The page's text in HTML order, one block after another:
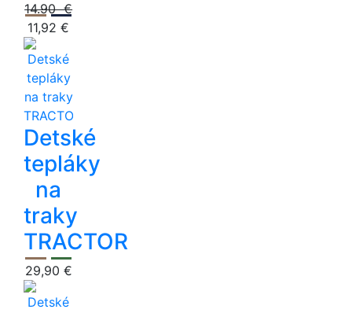
14.90 €
11,92 €
Detské
tepláky
na
traky
TRACTOR
29,90 €